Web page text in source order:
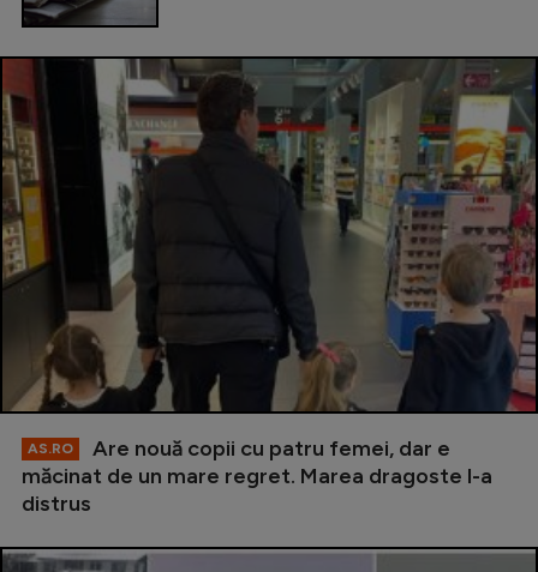
AS.RO
Are nouă copii cu patru femei, dar e
măcinat de un mare regret. Marea dragoste l-a
distrus